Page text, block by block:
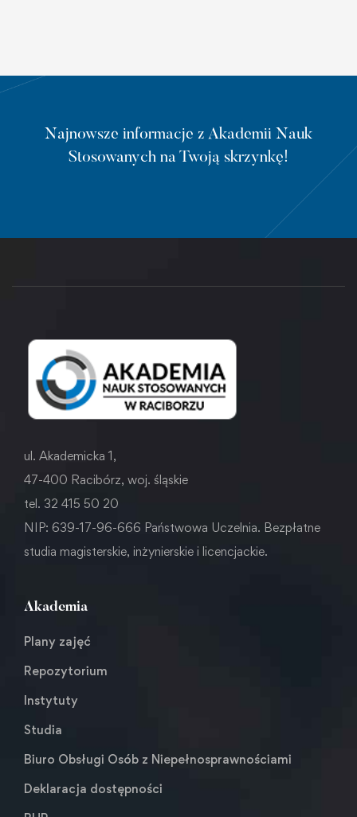
Najnowsze informacje z Akademii Nauk
Stosowanych na Twoją skrzynkę!
ul. Akademicka 1,
47-400 Racibórz, woj. śląskie
tel. 32 415 50 20
NIP: 639-17-96-666 Państwowa Uczelnia. Bezpłatne
studia magisterskie, inżynierskie i licencjackie.
Akademia
Plany zajęć
Repozytorium
Instytuty
Studia
Biuro Obsługi Osób z Niepełnosprawnościami
Deklaracja dostępności